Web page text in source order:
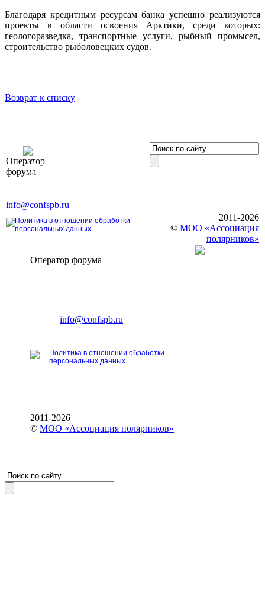
Благодаря кредитным ресурсам банка успешно реализуются
проекты в области освоения Арктики, среди которых:
геологоразведка, транспортные услуги, рыбный промысел,
строительство рыболовецких судов.
Возврат к списку
Оператор
форума
Элит»
196191, г. Санкт-Петербург,
info@confspb.ru
Политика в отношении обработки
персональных данных
2011-2026
© МОО «Ассоциация
полярников»
Оператор форума
E-mail:info@confspb.ru
Политика в отношении обработки
персональных данных
2011-2026
©МОО «Ассоциация полярников»